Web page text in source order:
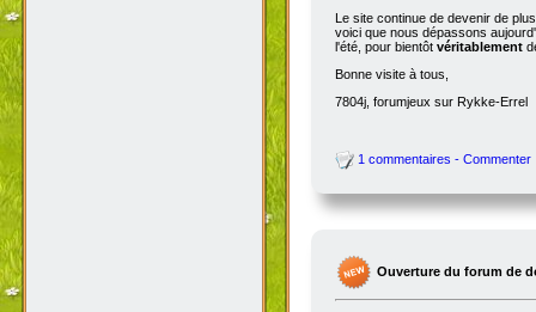
Le site continue de devenir de
voici que nous dépassons
l'été, pour bientôt véritablement
Bonne visite à tous,
7804j, forumjeux sur Rykke-Errel
1 commentaires - Commenter
Ouverture du forum de